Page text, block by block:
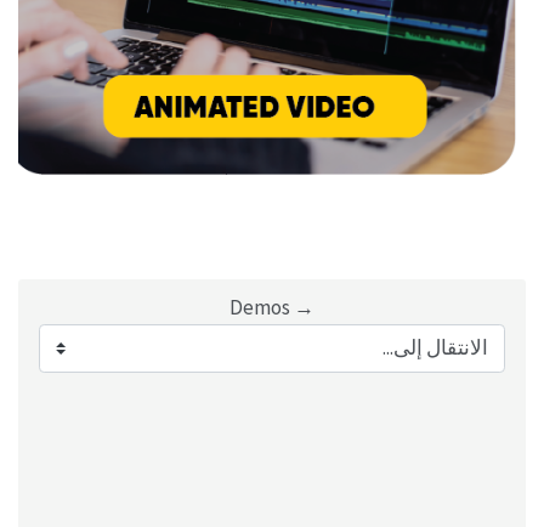
→ Demos
الانتقال إلى...